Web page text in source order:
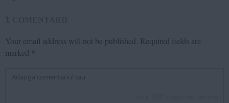
Your email address will not be published. Required fields are
marked *